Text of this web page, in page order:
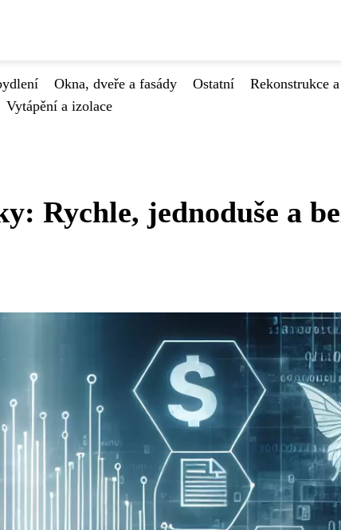
Okna, dveře a fasády Ostatní Rekonstrukce
Vytápění a izolace
Rychle, jednoduše a